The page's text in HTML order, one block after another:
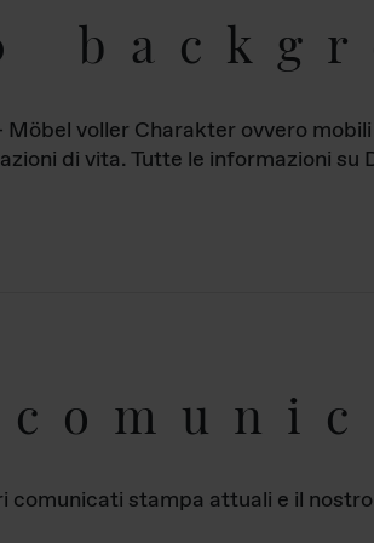
Möbel voller Charakter ovvero
di vita. Tutte le informazioni
comunicati stampa attuali e il